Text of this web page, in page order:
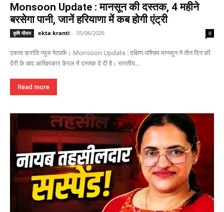
Monsoon Update : मानसून की दस्तक, 4 महीने
बरसेगा पानी, जानें हरियाणा में कब होगी एंट्री
कृषि मौसम ekta kranti - 05/06/2026 0
एकता क्रांति न्यूज नेटवर्क। Monsoon Update : दक्षिण-पश्चिम मानसून ने तीन दिन की
देरी के बाद आखिरकार केरल में दस्तक दे दी है। भारतीय...
Read more